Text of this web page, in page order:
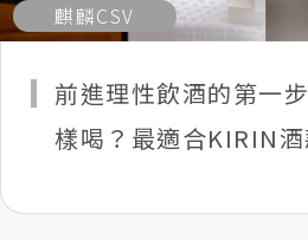
麒麟CSV
前進理性飲酒的第一
樣喝？最適合KIRIN